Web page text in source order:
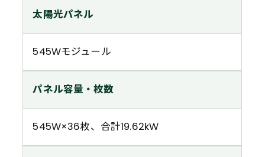
太陽光パネル
545Wモジュール
パネル容量・枚数
545W×36枚、合計19.62kW